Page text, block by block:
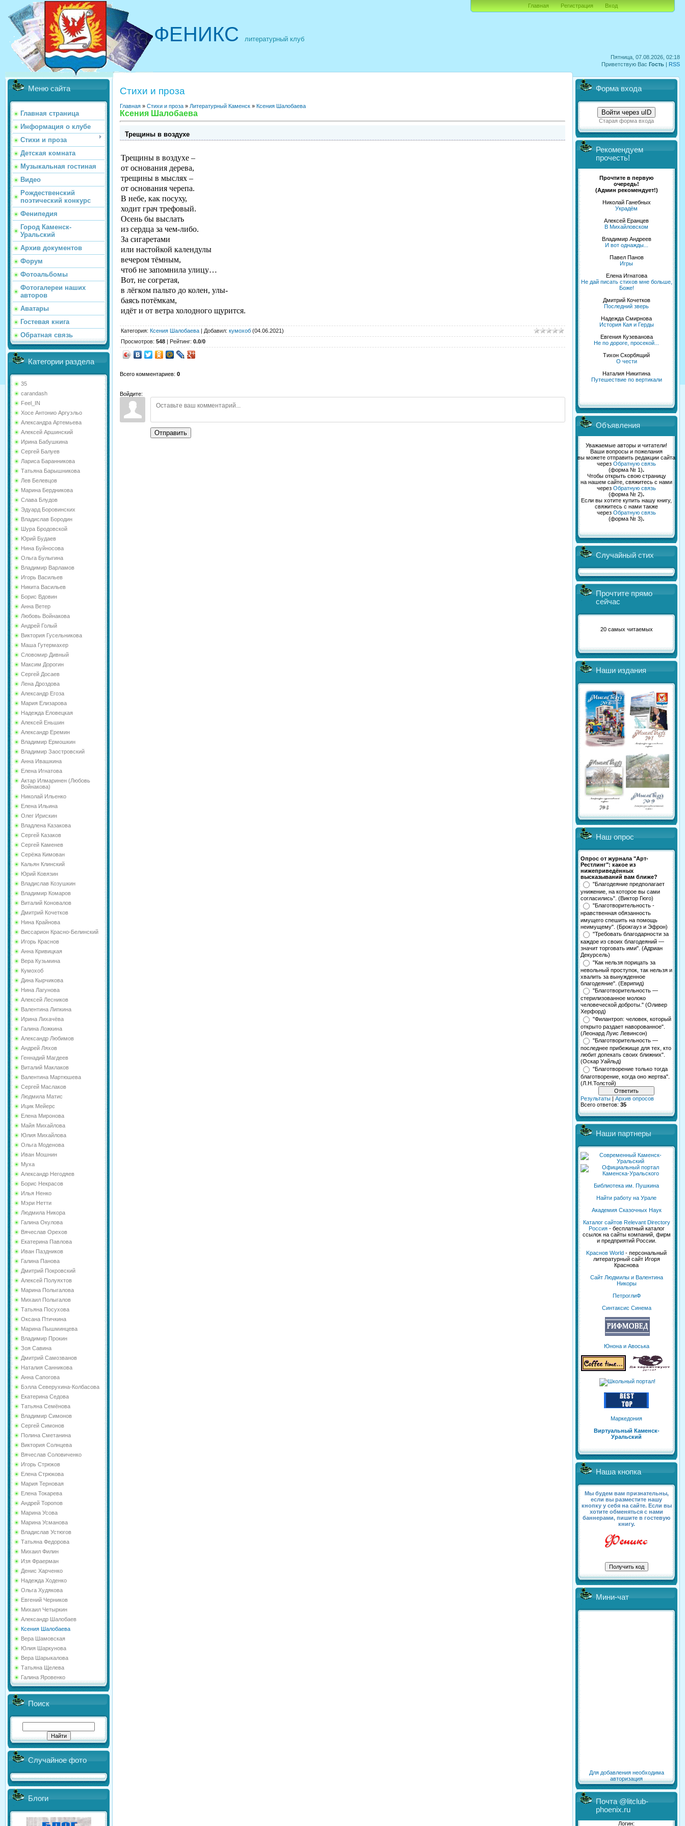
Пятница, 07.08.2026, 02:18
Приветствую Вас Гость | RSS
ФЕНИКС литературный клуб
Главная Регистрация Вход
Меню сайта
Главная страница
Информация о клубе
Стихи и проза
Детская комната
Музыкальная гостиная
Видео
Рождественский
поэтический конкурс
Фенипедия
Город Каменск-
Уральский
Архив документов
Форум
Фотоальбомы
Фотогалереи наших
авторов
Аватары
Гостевая книга
Обратная связь
Категории раздела
35
carandash
Feel_IN
Хосе Антонио Аргуэльо
Александра Артемьева
Алексей Аршинский
Ирина Бабушкина
Сергей Балуев
Лариса Баранникова
Татьяна Барышникова
Лев Белевцов
Марина Бердникова
Слава Блудов
Эдуард Боровинских
Владислав Бородин
Шура Бродовской
Юрий Будаев
Нина Буйносова
Ольга Булыгина
Владимир Варламов
Игорь Васильев
Никита Васильев
Борис Вдовин
Анна Ветер
Любовь Войнакова
Андрей Голый
Виктория Гусельникова
Маша Гутермахер
Словомир Дивный
Максим Дорогин
Сергей Досаев
Лена Дроздова
Александр Егоза
Мария Елизарова
Надежда Еловецкая
Алексей Еньшин
Александр Еремин
Владимир Ермошкин
Владимир Заостровский
Анна Ивашкина
Елена Игнатова
Актар Илмаринен (Любовь
Войнакова)
Николай Ильенко
Елена Ильина
Олег Ирискин
Владлена Казакова
Сергей Казаков
Сергей Каменев
Серёжа Кимован
Кальян Клинский
Юрий Ковязин
Владислав Козушкин
Владимир Комаров
Виталий Коновалов
Дмитрий Кочетков
Нина Крайнова
Виссарион Красно-Белинский
Игорь Краснов
Анна Кривицкая
Вера Кузьмина
Кумохоб
Дина Кырчикова
Нина Лагунова
Алексей Лесников
Валентина Липкина
Ирина Лихачёва
Галина Ложкина
Александр Любимов
Андрей Ляхов
Геннадий Магдеев
Виталий Маклаков
Валентина Мартюшева
Сергей Маслаков
Людмила Матис
Ицик Мейерс
Елена Миронова
Майя Михайлова
Юлия Михайлова
Ольга Моденова
Иван Мошнин
Муха
Александр Негодяев
Борис Некрасов
Илья Ненко
Мэри Нетти
Людмила Никора
Галина Окулова
Вячеслав Орехов
Екатерина Павлова
Иван Паздников
Галина Панова
Дмитрий Покровский
Алексей Полуяхтов
Марина Полыгалова
Михаил Полыгалов
Татьяна Посухова
Оксана Птичкина
Марина Пышминцева
Владимир Прокин
Зоя Савина
Дмитрий Самозванов
Наталия Санникова
Анна Сапогова
Бэлла Северухина-Колбасова
Екатерина Седова
Татьяна Семёнова
Владимир Симонов
Сергей Симонов
Полина Сметанина
Виктория Солнцева
Вячеслав Соловиченко
Игорь Стрюков
Елена Стрюкова
Мария Терновая
Елена Токарева
Андрей Торопов
Марина Усова
Марина Усманова
Владислав Устюгов
Татьяна Федорова
Михаил Филин
Изя Фраерман
Денис Харченко
Надежда Ходенко
Ольга Худякова
Евгений Черников
Михаил Четыркин
Александр Шалобаев
Ксения Шалобаева
Вера Шамовская
Юлия Шаркунова
Вера Шарыкалова
Татьяна Щелева
Галина Яровенко
Поиск
Случайное фото
Блоги
Стихи и проза
Главная » Стихи и проза » Литературный Каменск » Ксения Шалобаева
Ксения Шалобаева
Трещины в воздухе
Трещины в воздухе –
от основания дерева,
трещины в мыслях –
от основания черепа.
В небе, как посуху,
ходит грач трефовый.
Осень бы выслать
из сердца за чем-либо.
За сигаретами
или настойкой календулы
вечером тёмным,
чтоб не запомнила улицу…
Вот, не согретая,
в лёгком пальто до колен, улы-
баясь потёмкам,
идёт и от ветра холодного щурится.
Категория: Ксения Шалобаева | Добавил: кумохоб (04.06.2021)
Просмотров: 548 | Рейтинг: 0.0/0
Всего комментариев: 0
Войдите:
Отправить
Форма входа
Войти через uID
Старая форма входа
Рекомендуем
прочесть!
Прочтите в первую
очередь!
(Админ рекомендует!)
Николай Ганебных
Украдём
Алексей Еранцев
В Михайловском
Владимир Андреев
И вот однажды...
Павел Панов
Игры
Елена Игнатова
Не дай писать стихов мне больше,
Боже!
Дмитрий Кочетков
Последний зверь
Надежда Смирнова
История Кая и Герды
Евгения Кузеванова
Не по дороге, просекой...
Тихон Скорбящий
О чести
Наталия Никитина
Путешествие по вертикали
Объявления
Уважаемые авторы и читатели!
Ваши вопросы и пожелания
вы можете отправить редакции сайта
через Обратную связь
(форма № 1).
Чтобы открыть свою страницу
на нашем сайте, свяжитесь с нами
через Обратную связь
(форма № 2).
Если вы хотите купить нашу книгу,
свяжитесь с нами также
через Обратную связь
(форма № 3).
Случайный стих
Прочтите прямо
сейчас
20 самых читаемых
Наши издания
Наш опрос
Опрос от журнала "Арт-
Рестлинг": какое из
нижеприведённых
высказываний вам ближе?
"Благодеяние предполагает
унижение, на которое вы сами
согласились". (Виктор Гюго)
"Благотворительность -
нравственная обязанность
имущего спешить на помощь
неимущему". (Брокгауз и Эфрон)
"Требовать благодарности за
каждое из своих благодеяний —
значит торговать ими". (Адриан
Декурсель)
"Как нельзя порицать за
невольный проступок, так нельзя и
хвалить за вынужденное
благодеяние". (Еврипид)
"Благотворительность —
стерилизованное молоко
человеческой доброты." (Оливер
Херфорд)
"Филантроп: человек, который
открыто раздает наворованное".
(Леонард Луис Левинсон)
"Благотворительность —
последнее прибежище для тех, кто
любит допекать своих ближних".
(Оскар Уайльд)
"Благотворение только тогда
благотворение, когда оно жертва".
(Л.Н.Толстой)
Результаты | Архив опросов
Всего ответов: 35
Наши партнеры
Библиотека им. Пушкина
Найти работу на Урале
Академия Сказочных Наук
Каталог сайтов Relevant Directory
Россия- бесплатный каталог
ссылок на сайты компаний, фирм
и предприятий России.
Kраснов World - персональный
литературный сайт Игоря
Краснова
Сайт Людмилы и Валентина
Никоры
ПетроглиФ
Синтаксис Синема
Юнона и Авоська
Маркедония
Виртуальный Каменск-
Уральский
Наша кнопка
Мы будем вам признательны,
если вы разместите нашу
кнопку у себя на сайте. Если вы
хотите обменяться с нами
баннерами, пишите в гостевую
книгу.
Мини-чат
Для добавления необходима
авторизация
Почта @litclub-
phoenix.ru
Логин: